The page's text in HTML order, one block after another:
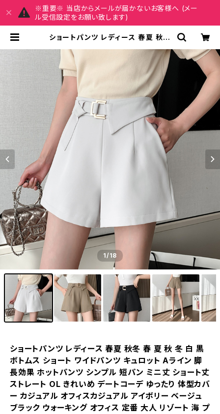
※重要※ 当店からメールが届かないお客様へ (メー
ル受信設定をお願い致します)
ショートパンツ レディース 春夏 秋冬
ワイドパンツ キュロット Aライン 脚
長効果 ホットパンツ シンプル 短パン
ミニ丈 ショート丈 ストレート OL き
れいめ デートコーデ ゆったり 体型カ
バー カジュアル オフィスカジュアル
アイボリー ベージュ ブラック ウォー
キング オフィス 定番 大人 リゾート 海
プール お出かけ デート S M L XL 1
0代 20代 30代 40代 C-PSS1015
| REIRSE レイルセ 20代,30代,40
代 レディースファッション 通販
1/18
ショートパンツ レディース 春夏 秋冬 春 夏 秋 冬 白 黒
ボトムス ショート ワイドパンツ キュロット Aライン 脚
長効果 ホットパンツ シンプル 短パン ミニ丈 ショート丈
ストレート OL きれいめ デートコーデ ゆったり 体型カバ
ー カジュアル オフィスカジュアル アイボリー ベージュ
ブラック ウォーキング オフィス 定番 大人 リゾート 海 プ